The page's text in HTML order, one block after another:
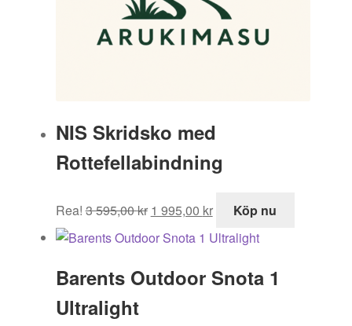
NIS Skridsko med
Rottefellabindning
Rea! 3 595,00kr
ursprungliga
priset
3
1 995,00 kr
nuvarande
priset
1
Köp nu
Barents Outdoor Snota 1
Ultralight